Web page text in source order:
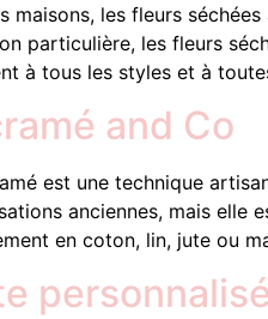
maisons, les fleurs
particulière, les fleurs
à tous les styles et à
and Co
est une technique
anciennes, mais elle
en coton, lin, jute ou
personnalisé